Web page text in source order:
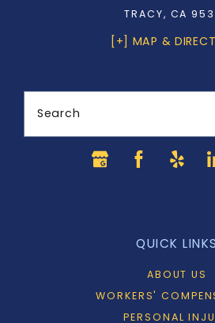
TRACY, CA
[+] MAP &
Search
QUICK LINKS
ABOUT US
WORKERS'
PERSONAL